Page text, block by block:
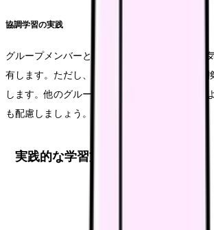
協調学習の実践
グループメンバーと協力しながら、それぞれの
有します。ただし、私語は慎み、必要な意見交
します。他のグループの学習の妨げにならない
も配慮しましょう。
実践的な学習方法